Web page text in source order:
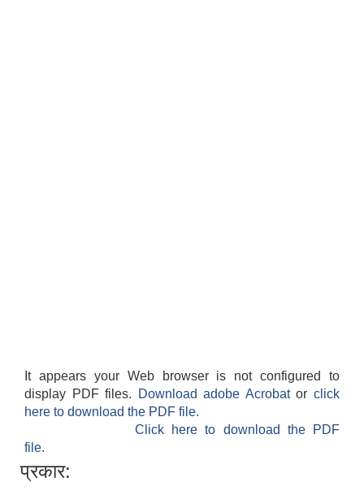
It appears your Web browser is not configured to
display PDF files.
Download adobe Acrobatorclick
here to download the PDF file.
Click here to download the PDF
file.
प्रकार: